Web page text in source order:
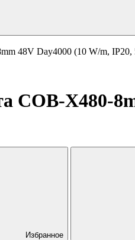
48V Day4000 (10 W/m,
COB-X480-
Избранное